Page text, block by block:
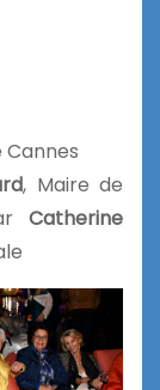
, Maire de
Catherine